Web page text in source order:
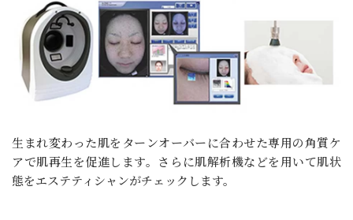
生まれ変わった肌をターンオーバーに合わせた専用の角質ケ
アで肌再生を促進します。さらに肌解析機などを用いて肌状
態をエステティシャンがチェックします。